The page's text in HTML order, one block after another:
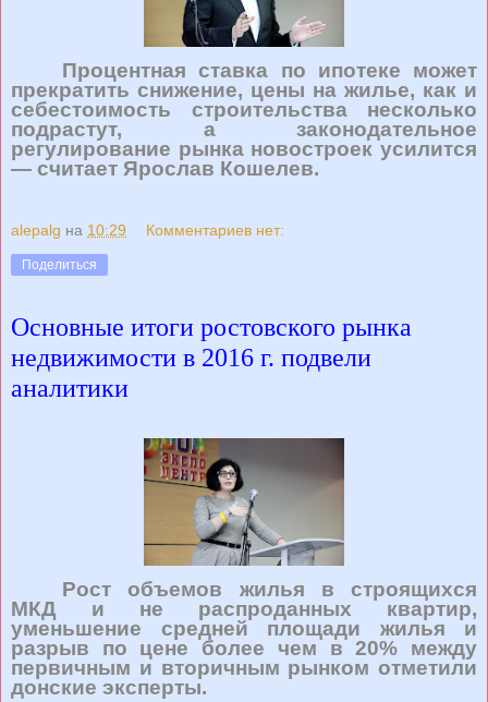
Процентная ставка по ипотеке может
прекратить снижение, цены на жилье, как и
себестоимость строительства несколько
подрастут, а законодательное
регулирование рынка новостроек усилится
— считает Ярослав Кошелев.
alepalg на 10:29 Комментариев нет:
Поделиться
Основные итоги ростовского рынка
недвижимости в 2016 г. подвели
аналитики
Рост объемов жилья в строящихся
МКД и не распроданных квартир,
уменьшение средней площади жилья и
разрыв по цене более чем в 20% между
первичным и вторичным рынком отметили
донские эксперты.